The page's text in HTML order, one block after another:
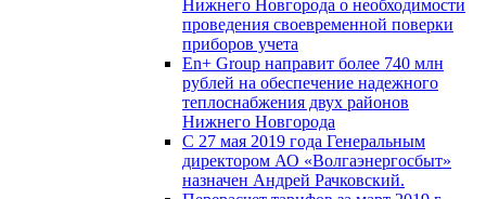
Нижнего Новгорода о необходимости
проведения своевременной поверки
приборов учета
En+ Group направит более 740 млн
рублей на обеспечение надежного
теплоснабжения двух районов
Нижнего Новгорода
С 27 мая 2019 года Генеральным
директором АО «Волгаэнергосбыт»
назначен Андрей Рачковский.